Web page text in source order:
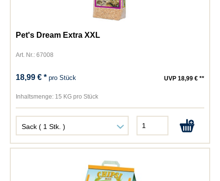
Pet's Dream Extra XXL
Art. Nr.: 67008
18,99 € *pro Stück UVP 18,99 € **
Inhaltsmenge: 15 KG pro Stück